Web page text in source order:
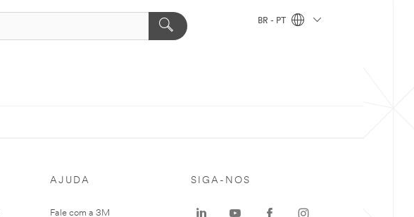
BR - PT
AJUDA
Fale com a 3M
SIGA-NOS